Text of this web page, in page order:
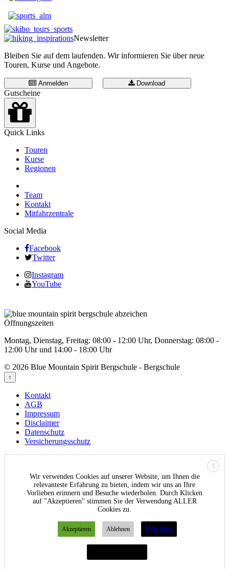
Newsletter
Bleiben Sie auf dem laufenden. Wir informieren Sie über neue
Touren, Kurse und Angebote.
Anmelden Download
Gutscheine
Quick Links
Touren
Kurse
Regionen
Team
Kontakt
Mitfahrzentrale
Social Media
Facebook
Twitter
Instagram
YouTube
Öffnungszeiten
Montag, Dienstag, Freitag: 08:00 - 12:00 Uhr, Donnerstag: 08:00 -
12:00 Uhr und 14:00 - 18:00 Uhr
© 2026 Blue Mountain Spirit Bergschule - Bergschule
↑
Kontakt
AGB
Impressum
Disclaimer
Datenschutz
Versicherungsschutz
X
Wir verwenden Cookies auf unserer Website, um Ihnen die
relevanteste Erfahrung zu bieten, indem wir uns an Ihre
Vorlieben erinnern und Besuche wiederholen. Durch Klicken
auf "Akzeptieren" stimmen Sie der Verwendung ALLER
Cookies zu.
Akzeptieren Ablehnen Mehr Infos